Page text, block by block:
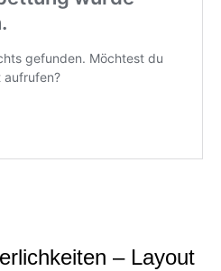
– Layout